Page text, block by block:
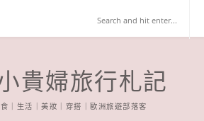
貴婦旅行札記
｜生活｜美妝｜穿搭｜歐洲旅遊部落客